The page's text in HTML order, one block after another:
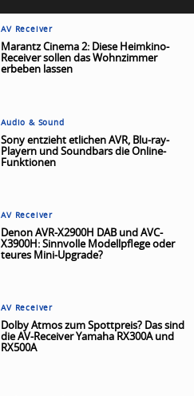
AV Receiver
Marantz Cinema 2: Diese Heimkino-
Receiver sollen das Wohnzimmer
erbeben lassen
Audio & Sound
Sony entzieht etlichen AVR, Blu-ray-
Playern und Soundbars die Online-
Funktionen
AV Receiver
Denon AVR-X2900H DAB und AVC-
X3900H: Sinnvolle Modellpflege oder
teures Mini-Upgrade?
AV Receiver
Dolby Atmos zum Spottpreis? Das sind
die AV-Receiver Yamaha RX300A und
RX500A